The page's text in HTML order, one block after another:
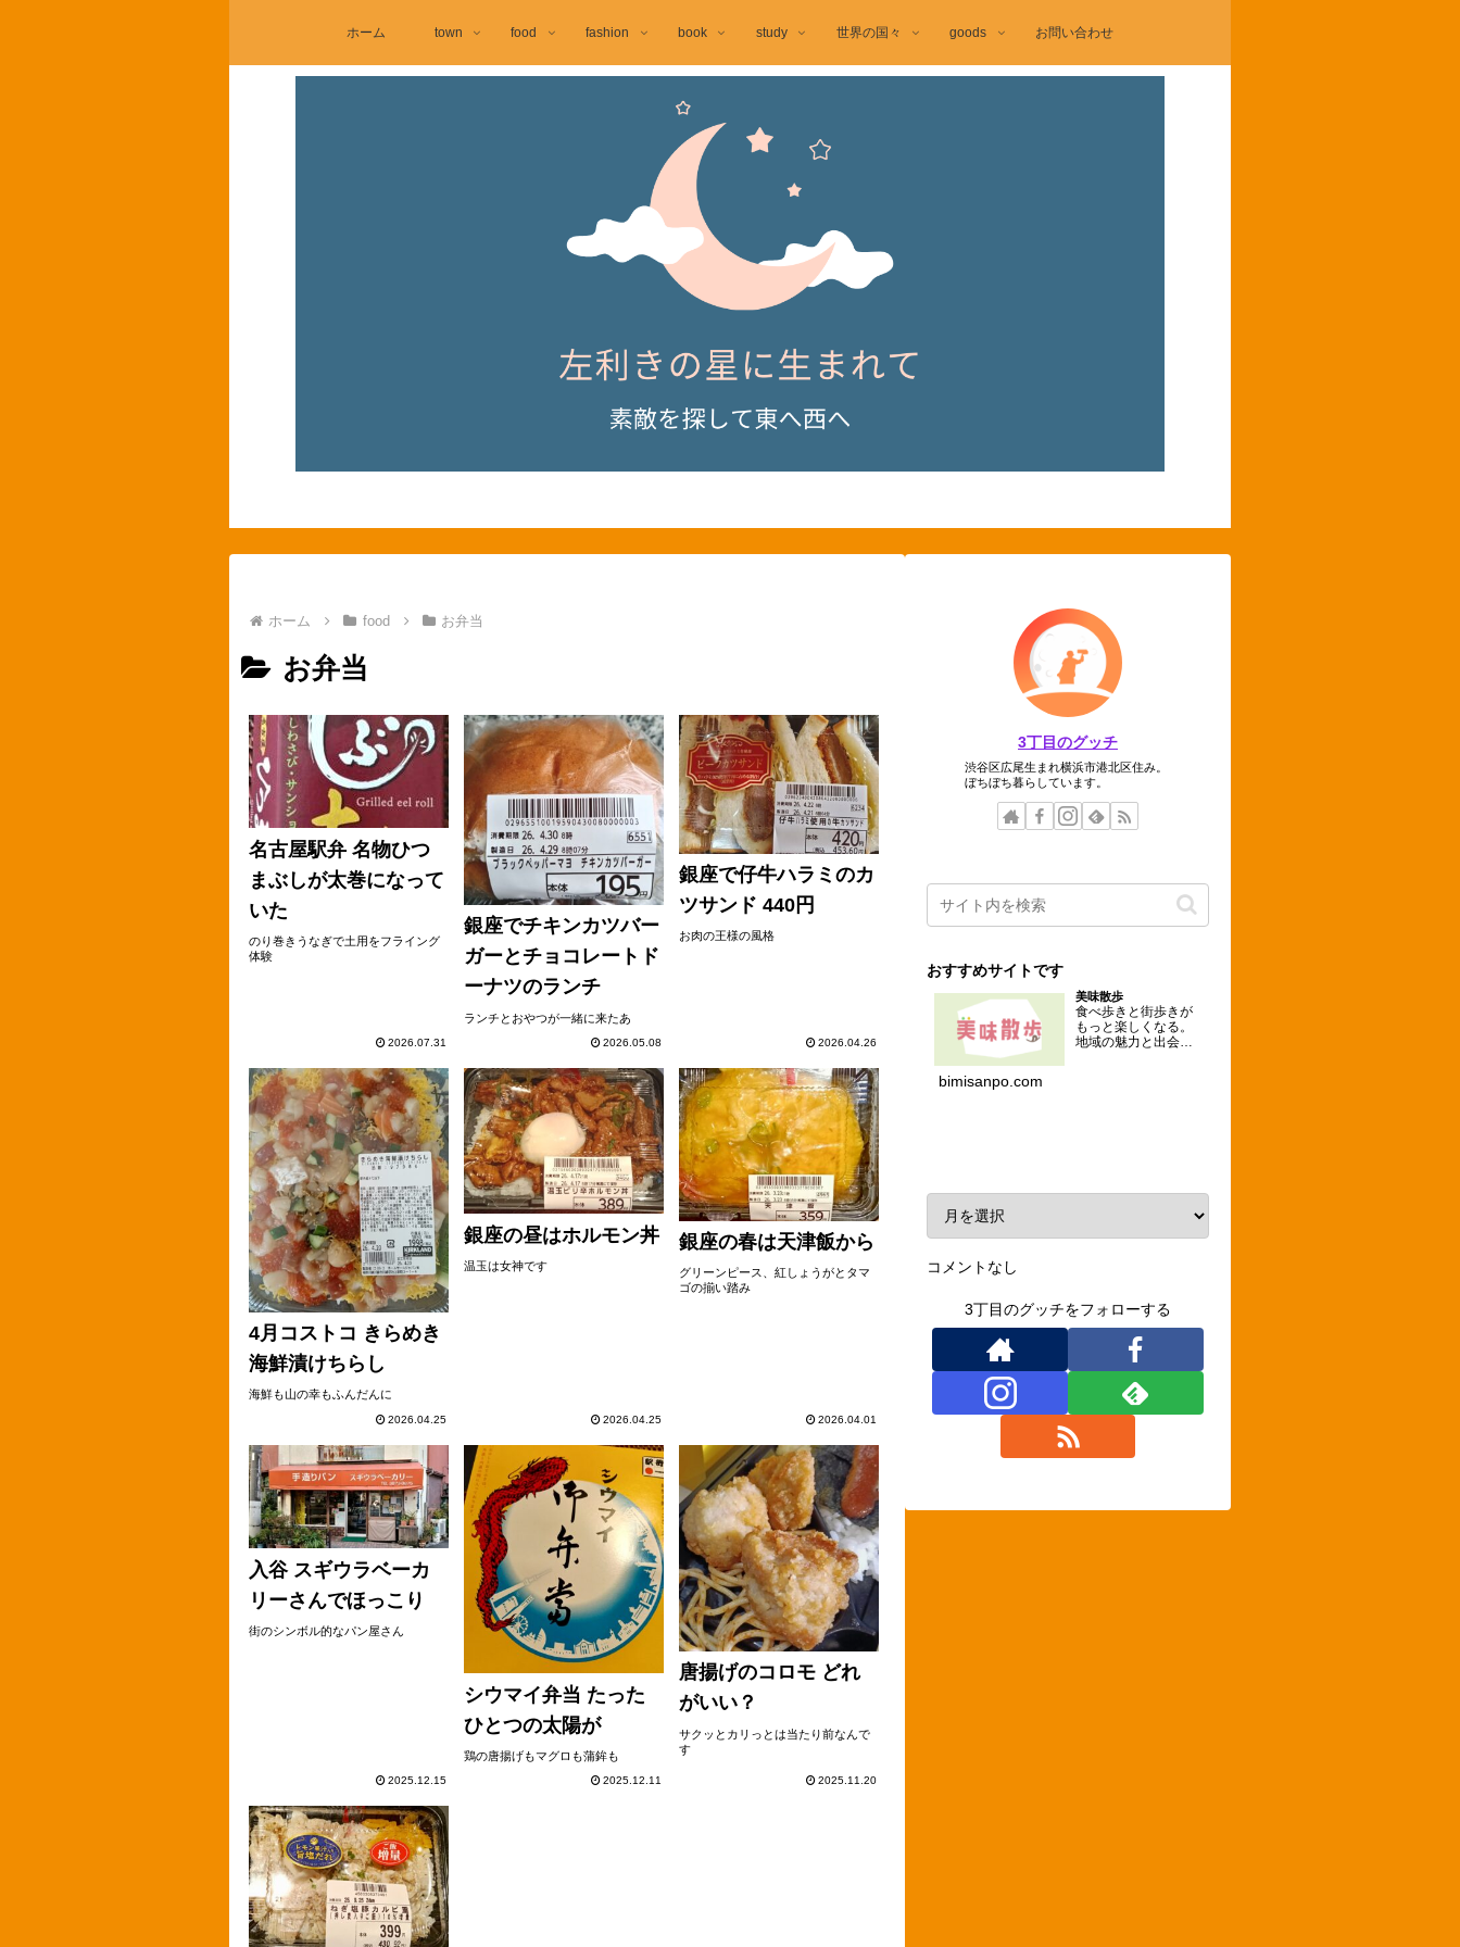
ホーム town food fashion book study 世界の国々 goods お問い合わせ
ホーム food お弁当
お弁当
名古屋駅弁 名物ひつ
まぶしが太巻になって
いた
のり巻きうなぎで土用をフライング
体験
2026.07.31
銀座でチキンカツバー
ガーとチョコレートド
ーナツのランチ
ランチとおやつが一緒に来たあ
2026.05.08
銀座で仔牛ハラミのカ
ツサンド 440円
お肉の王様の風格
2026.04.26
4月コストコ きらめき
海鮮漬けちらし
海鮮も山の幸もふんだんに
2026.04.25
銀座の昼はホルモン丼
温玉は女神です
2026.04.25
銀座の春は天津飯から
グリーンピース、紅しょうがとタマ
ゴの揃い踏み
2026.04.01
入谷 スギウラベーカ
リーさんでほっこり
街のシンボル的なパン屋さん
2025.12.15
シウマイ弁当 たった
ひとつの太陽が
鶏の唐揚げもマグロも蒲鉾も
2025.12.11
唐揚げのコロモ どれ
がいい？
サクッとカリっとは当たり前なんで
す
2025.11.20
3丁目のグッチ
渋谷区広尾生まれ横浜市港北区住み。
ぼちぼち暮らしています。
おすすめサイトです
美味散歩
食べ歩きと街歩きが
もっと楽しくなる。
地域の魅力と出会え
bimisanpo.com
コメントなし
3丁目のグッチをフォローする